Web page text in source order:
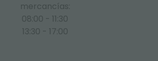
mercancías:
08:00 - 11:30
13:30 - 17:00